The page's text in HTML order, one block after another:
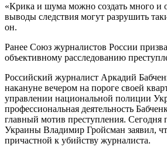
«Крика и шума можно создать много и
выводы следствия могут разрушить
он.
Ранее Союз журналистов России
объективному расследованию
Российский журналист Аркадий
накануне вечером на пороге своей
управлении национальной полиции
профессиональная деятельность
главный мотив преступления. Сегодня
Украины Владимир Гройсман заявил,
причастной к убийству журналиста.